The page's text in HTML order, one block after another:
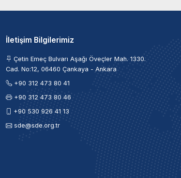
İletişim Bilgilerimiz
Çetin Emeç Bulvarı Aşağı Öveçler Mah. 1330.
Cad. No:12, 06460 Çankaya - Ankara
+90 312 473 80 41
+90 312 473 80 46
+90 530 926 41 13
sde@sde.org.tr